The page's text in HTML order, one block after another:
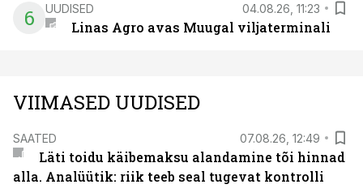
6 UUDISED 04.08.26, 11:23
Linas Agro avas Muugal viljaterminali
VIIMASED UUDISED
SAATED 07.08.26, 12:49
Läti toidu käibemaksu alandamine tõi hinnad
alla. Analüütik: riik teeb seal tugevat kontrolli